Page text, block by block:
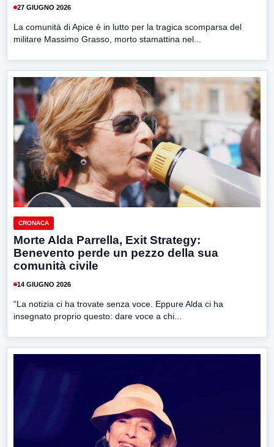
27 GIUGNO 2026
La comunità di Apice è in lutto per la tragica scomparsa del
militare Massimo Grasso, morto stamattina nel...
CRONACA
Morte Alda Parrella, Exit Strategy:
Benevento perde un pezzo della sua
comunità civile
14 GIUGNO 2026
“La notizia ci ha trovate senza voce. Eppure Alda ci ha
insegnato proprio questo: dare voce a chi...